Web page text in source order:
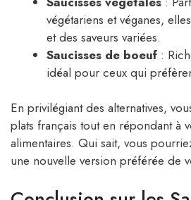
végétariens et véganes,
et des saveurs variées.
Saucisses de boeuf :
idéal pour ceux qui
En privilégiant des alternatives,
plats français tout en répondant à
alimentaires. Qui sait, vous
une nouvelle version préférée de